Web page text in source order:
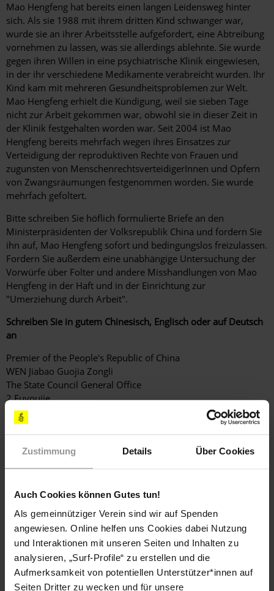
Zustimmung Details Über Cookies
Auch Cookies können Gutes tun!
Als gemeinnütziger Verein sind wir auf Spenden
angewiesen. Online helfen uns Cookies dabei Nutzung
und Interaktionen mit unseren Seiten und Inhalten zu
analysieren, „Surf-Profile“ zu erstellen und die
Aufmerksamkeit von potentiellen Unterstützer*innen auf
Seiten Dritter zu wecken und für unsere
Mao Hengfeng hat bereits einen langen Leidensweg hinter
sich. Als sie 1988 mit ihrem dritten Kind schwanger war,
wurde sie an ihrer Arbeitsstelle aufgefordert, eine Abtreibung
vornehmen zu lassen, was sie allerdings ablehnte. Sie wurde
gegen ihren Willen in eine psychiatrische Klinik eingewiesen,
in der ihr verschiedene Medikamente verabreicht wurden. Ihr
Kind kam mit mehreren Gesundheitsproblemen zur Welt.
Mao Hengfeng erhielt die Kündigung, weil sie sieben Tage
nicht zur Arbeit gekommen war, obwohl sie in dieser Zeit in
der Klinik festgehalten worden war. Seit 2004 ist Mao
Hengfeng bereits mehrfach wegen ihres Einsatzes zur
Verteidigung der reproduktiven Rechte von Frauen und
zugunsten von MenschenrechtsverteidigerInnen und Opfern
von Zwangsräumungen festgenommen worden. Sie wurde
mehrfach gefoltert.
Bitte schreiben Sie höflich formulierte Briefe an den
Ministerpräsidenten der Volksrepublik China und fordern Sie
ihn auf, Mao Hengfeng sofort und bedingungslos freizulassen.
Fordern Sie außerdem eine unabhängige Untersuchung der
Vorwürfe über Folter und andere Misshandlungen von Mao
Hengfeng in der Haft und in der Einrichtung zur
"Umerziehung durch Arbeit".
Schreiben Sie in gutem Chinesisch, Englisch oder auf Deutsch
an
Premier of the People's Republic of China
WEN Jiabao Guojia Zongli
The State Council General Office
2 Fuyoujie
Xichengqu
Beijingshi 100017
CHINA
(korrekte Anrede: Your Excellency)
Fax: (00 86) 10 65961109 (Außenministerium)
Standardbrief Luftpost bis 20 g: € 0,75
Senden Sie bitte eine Kopie Ihres Schreibens an
Botschaft der Volksrepublik China
S.E. Herrn Hongbo Wu
Märkisches Ufer 54
10179 Berlin
Fax: 030-27 58 82 21